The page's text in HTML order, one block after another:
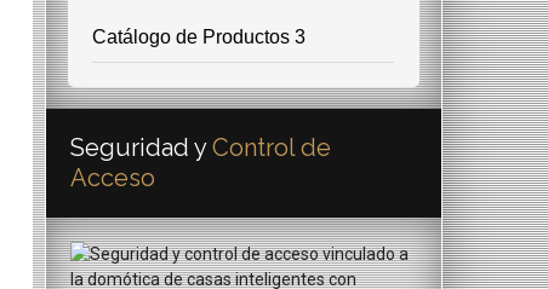
Catálogo de Productos 3
Seguridad yControl de
Acceso